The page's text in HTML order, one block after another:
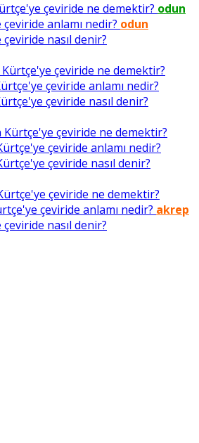
çeviride ne demektir? odun
anlamı nedir? odun
nasıl denir?
çeviride ne demektir?
çeviride anlamı nedir?
çeviride nasıl denir?
çeviride ne demektir?
çeviride anlamı nedir?
çeviride nasıl denir?
çeviride ne demektir?
çeviride anlamı nedir? akrep
nasıl denir?